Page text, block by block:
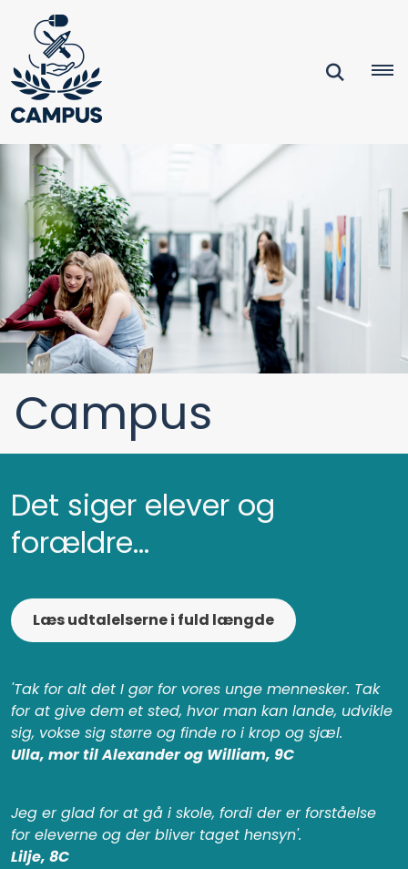
Campus
Det siger elever og
forældre...
Læs udtalelserne i fuld længde
'Tak for alt det I gør for vores unge mennesker. Tak
for at give dem et sted, hvor man kan lande, udvikle
sig, vokse sig større og finde ro i krop og sjæl.
Ulla, mor til Alexander og William, 9C
Jeg er glad for at gå i skole, fordi der er forståelse
for eleverne og der bliver taget hensyn'.
Lilje, 8C